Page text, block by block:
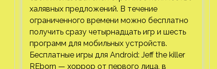
халявных предложений. В течение
ограниченного времени можно бесплатно
получить сразу четырнадцать игр и шесть
программ для мобильных устройств.
Бесплатные игры для Android: Jeff the killer
REborn — хоррор от первого лица, в